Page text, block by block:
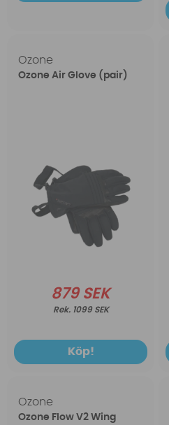
Ozone
Ozone Air Glove (pair)
879 SEK
1099 SEK
Köp!
Ozone
Ozone Flow V2 Wing